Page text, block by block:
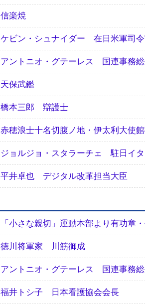
信楽焼
ケビン・シュナイダー 在日米軍司
アントニオ・グテーレス 国連事務
天保武鑑
橋本三郎 辯護士
赤穂浪士十名切腹ノ地・伊太利大使
ジョルジョ・スタラーチェ 駐日イ
平井卓也 デジタル改革担当大臣
「小さな親切」運動本部より有功章
徳川将軍家 川筋御成
アントニオ・グテーレス 国連事務
福井トシ子 日本看護協会会長